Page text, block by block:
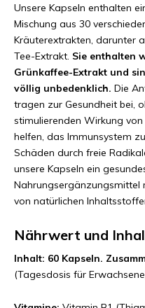
Unsere Kapseln enthalten
Mischung aus 30
Kräuterextrakten, darunter
Tee-Extrakt. Sie enthalten
Grünkaffee-Extrakt und
völlig unbedenklich. Die
tragen zur Gesundheit bei,
stimulierenden Wirkung
helfen, das Immunsystem
Schäden durch freie
unsere Kapseln ein
Nahrungsergänzungsmittel
von natürlichen
Nährwert und
Inhalt: 60 Kapseln.
(Tagesdosis für